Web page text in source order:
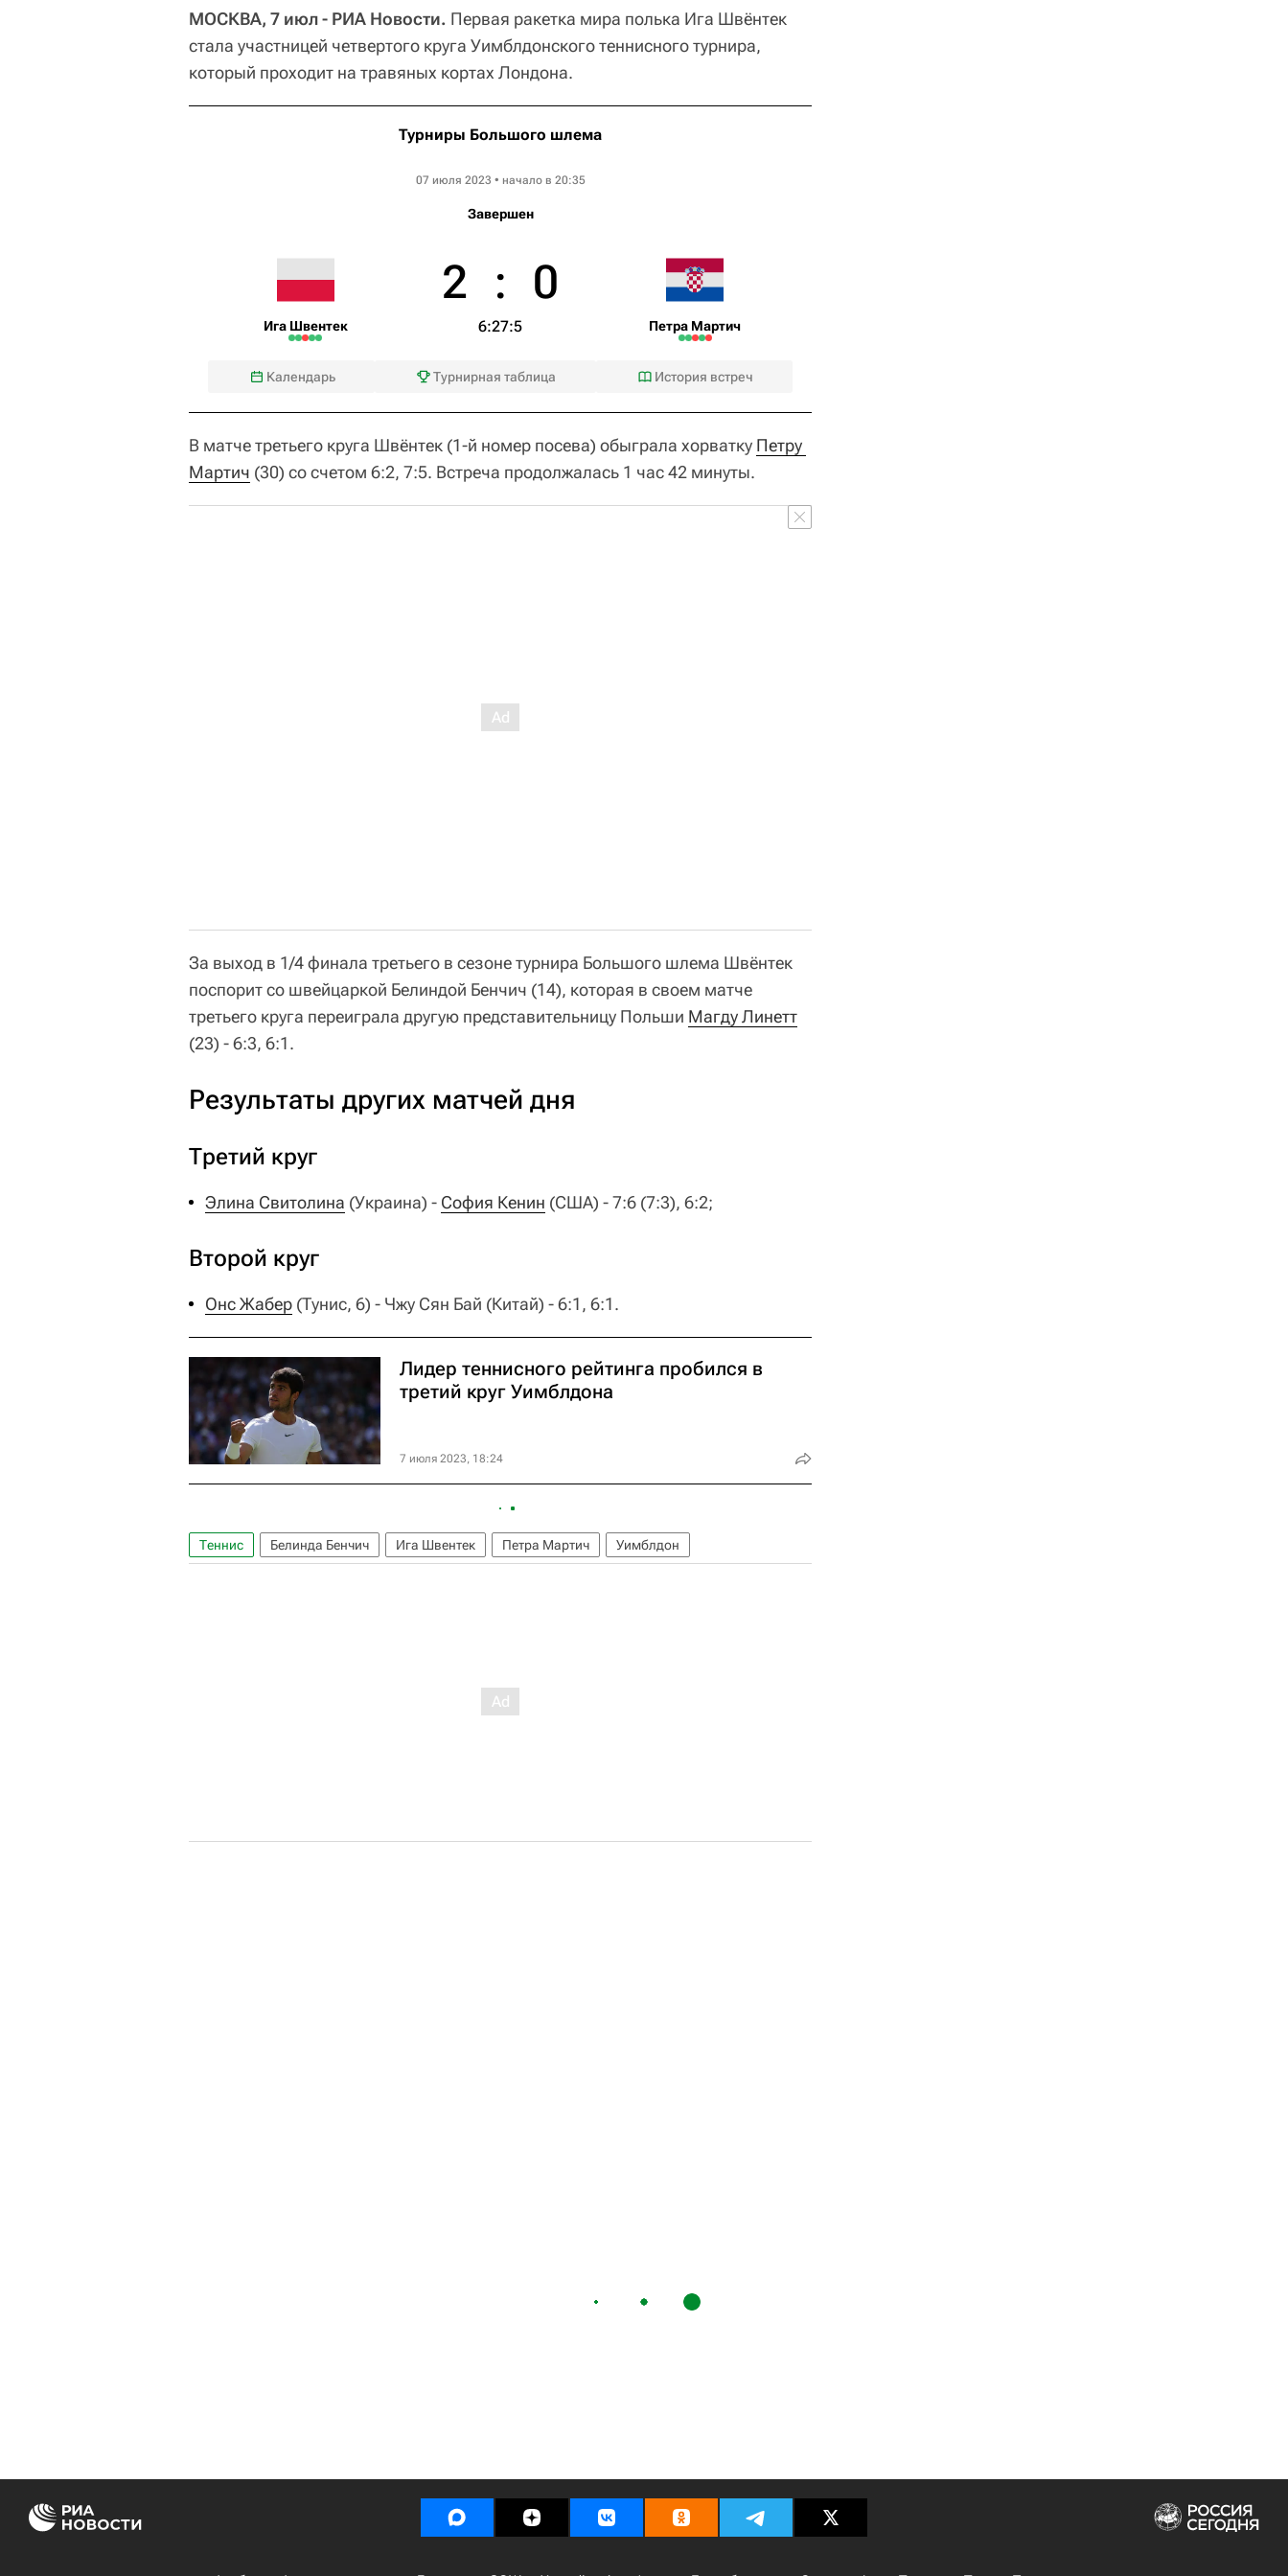
МОСКВА, 7 июл - РИА Новости. Первая ракетка мира полька Ига Швёнтек
стала участницей четвертого круга Уимблдонского теннисного турнира,
который проходит на травяных кортах Лондона.
Турниры Большого шлема
07 июля 2023 • начало в 20:35
Завершен
Ига Швентек
2 : 0
6:27:5 Петра Мартич
Календарь Турнирная таблица История встреч
В матче третьего круга Швёнтек (1-й номер посева) обыграла хорватку Петру
Мартич (30) со счетом 6:2, 7:5. Встреча продолжалась 1 час 42 минуты.
За выход в 1/4 финала третьего в сезоне турнира Большого шлема Швёнтек
поспорит со швейцаркой Белиндой Бенчич (14), которая в своем матче
третьего круга переиграла другую представительницу Польши Магду Линетт
(23) - 6:3, 6:1.
Результаты других матчей дня
Третий круг
Элина Свитолина (Украина) - София Кенин (США) - 7:6 (7:3), 6:2;
Второй круг
Онс Жабер (Тунис, 6) - Чжу Сян Бай (Китай) - 6:1, 6:1.
Лидер теннисного рейтинга пробился в
третий круг Уимблдона
7 июля 2023, 18:24
Теннис Белинда Бенчич Ига Швентек Петра Мартич Уимблдон